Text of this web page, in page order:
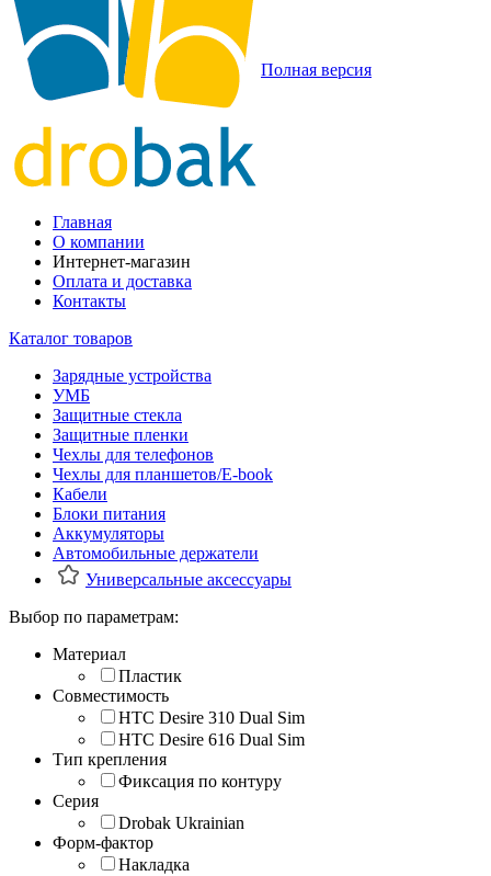
Полная версия
Главная
О компании
Интернет-магазин
Оплата и доставка
Контакты
Каталог товаров
Зарядные устройства
УМБ
Защитные стекла
Защитные пленки
Чехлы для телефонов
Чехлы для планшетов/E-book
Кабели
Блоки питания
Аккумуляторы
Автомобильные держатели
Универсальные аксессуары
Выбор по параметрам:
Материал
Пластик
Совместимость
HTC Desire 310 Dual Sim
HTC Desire 616 Dual Sim
Тип крепления
Фиксация по контуру
Серия
Drobak Ukrainian
Форм-фактор
Накладка